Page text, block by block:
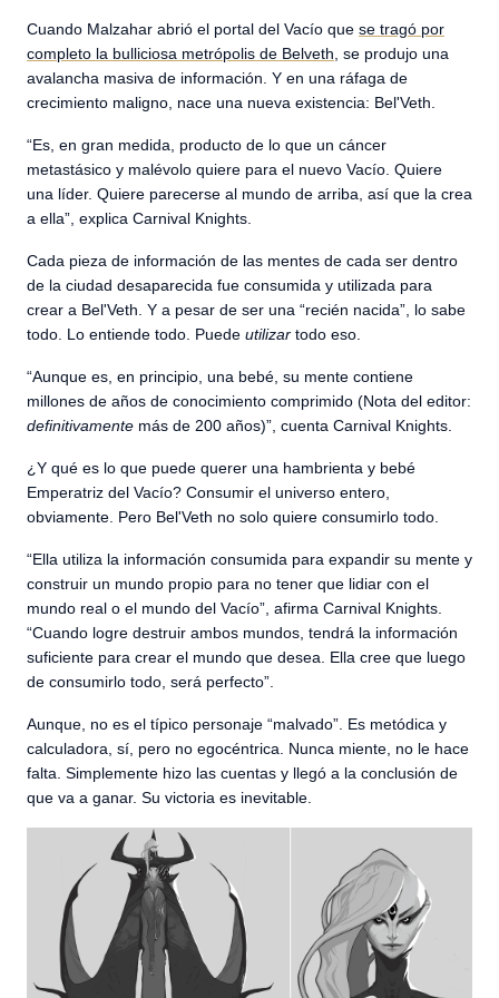
Cuando Malzahar abrió el portal del Vacío que se tragó por
completo la bulliciosa metrópolis de Belveth , se produjo una
avalancha masiva de información. Y en una ráfaga de
crecimiento maligno, nace una nueva existencia: Bel'Veth.
“Es, en gran medida, producto de lo que un cáncer
metastásico y malévolo quiere para el nuevo Vacío. Quiere
una líder. Quiere parecerse al mundo de arriba, así que la crea
a ella”, explica Carnival Knights.
Cada pieza de información de las mentes de cada ser dentro
de la ciudad desaparecida fue consumida y utilizada para
crear a Bel'Veth. Y a pesar de ser una “recién nacida”, lo sabe
todo. Lo entiende todo. Puede utilizar todo eso.
“Aunque es, en principio, una bebé, su mente contiene
millones de años de conocimiento comprimido (Nota del editor:
definitivamente más de 200 años)”, cuenta Carnival Knights.
¿Y qué es lo que puede querer una hambrienta y bebé
Emperatriz del Vacío? Consumir el universo entero,
obviamente. Pero Bel'Veth no solo quiere consumirlo todo.
“Ella utiliza la información consumida para expandir su mente y
construir un mundo propio para no tener que lidiar con el
mundo real o el mundo del Vacío”, afirma Carnival Knights.
“Cuando logre destruir ambos mundos, tendrá la información
suficiente para crear el mundo que desea. Ella cree que luego
de consumirlo todo, será perfecto”.
Aunque, no es el típico personaje “malvado”. Es metódica y
calculadora, sí, pero no egocéntrica. Nunca miente, no le hace
falta. Simplemente hizo las cuentas y llegó a la conclusión de
que va a ganar. Su victoria es inevitable.